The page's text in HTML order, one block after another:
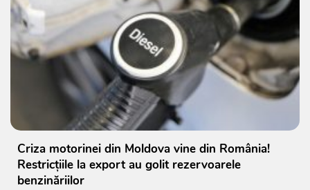
Criza motorinei din Moldova vine din România!
Restricțiile la export au golit rezervoarele
benzinăriilor